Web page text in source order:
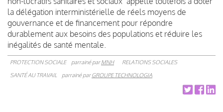
la délégation interministérielle de réels moyens de
gouvernance et de financement pour répondre
durablement aux besoins des populations et réduire les
inégalités de santé mentale.
PROTECTION SOCIALE parrainé parMNH
RELATIONS SOCIALES
SANTÉ AU TRAVAIL
parrainé parGROUPE TECHNOLOGIA